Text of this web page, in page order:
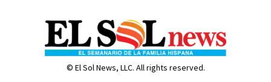
© El Sol News, LLC. All rights reserved.